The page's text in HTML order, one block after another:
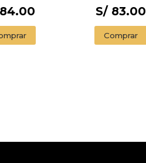
S/ 83.00
Comprar